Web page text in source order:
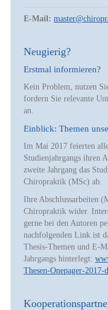
E-Mail:
Neugierig?
Erstmal informieren?
Kein Problem, nutzen
fordern Sie relevante
an.
Einblick: Themen
Im Mai 2017 feierten
Studienjahrgangs ihren
zweite Jahrgang das
Chiropraktik (MSc) ab.
Ihre Abschlussarbeiten
Chiropraktik wider.
gerne bei den Autoren
nachfolgenden Link ist
Thesis-Themen und E-
Jahrgangs hinterlegt:
Thesen-Onepager-2017-